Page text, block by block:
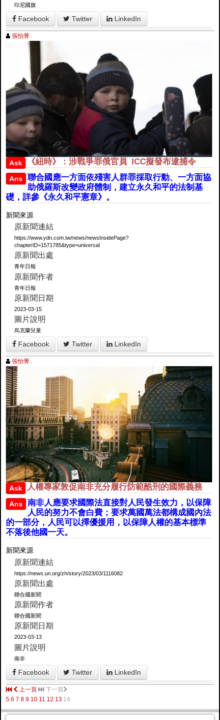
印尼國旗
Facebook Twitter LinkedIn
張怡菁 .
Ask 《紐時》：涉戰爭罪俄官員 ICC擬發布逮捕令
Ans
聯合國應一方面依殘害人群罪採取行動、一方面協
助俄羅斯改變政府體制，建立永久和平的法制基
礎，詳參《永久和平憲章》。
新聞來源
原新聞連結
https://www.ydn.com.tw/news/newsInsidePage?
chapterID=1571785&type=universal
原新聞出處
青年日報
原新聞作者
青年日報
原新聞日期
2023-03-15
圖片說明
烏克蘭兒童
Facebook Twitter LinkedIn
張怡菁 .
Ask 人權專家敦促南非充分履行防範酷刑的國際義務
Ans
南非人應要求國際法直接對人民發生效力，以保障
人民的努力不會白費；要求萬國萬法都構成國內法
的一部分，人民可以擇優援用，以保障人權的基本標準
不落後他國一天。
新聞來源
原新聞連結
https://news.un.org/zh/story/2023/03/1116082
原新聞出處
聯合國新聞
原新聞作者
聯合國新聞
原新聞日期
2023-03-13
圖片說明
南非
Facebook Twitter LinkedIn
上一頁
下一頁
5 6 7 8 9 10 11 12 13 14